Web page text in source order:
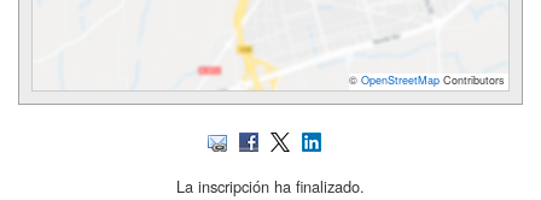
© OpenStreetMap Contributors
La inscripción ha finalizado.